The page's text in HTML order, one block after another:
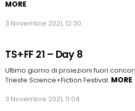
MORE
3 Novembre 2021, 12:30
TS+FF 21 – Day 8
Ultimo giorno di proiezioni fuori
Trieste Science+Fiction Festival. MORE
3 Novembre 2021, 11:04